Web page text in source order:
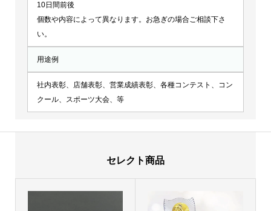
10日間前後
個数や内容によって異なります。お急ぎの場合ご相談下さ
い。
用途例
社内表彰、店舗表彰、営業成績表彰、各種コンテスト、コン
クール、スポーツ大会、等
セレクト商品